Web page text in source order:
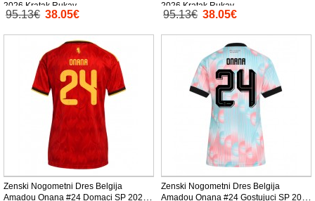
2026 Kratak Rukav
95.13€ 38.05€
2026 Kratak Rukav
95.13€ 38.05€
Zenski Nogometni Dres Belgija
Amadou Onana #24 Domaci SP 2026
Zenski Nogometni Dres Belgija
Amadou Onana #24 Gostujuci SP 2026